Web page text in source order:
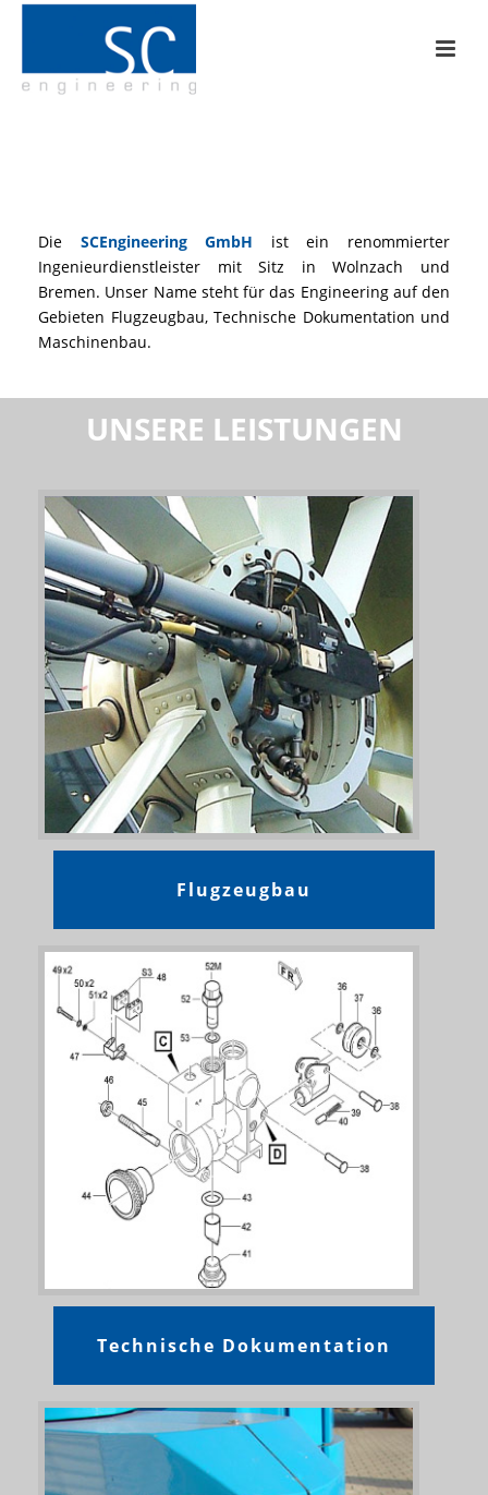
Die SCEngineering GmbH ist ein renommierter
Ingenieurdienstleister mit Sitz in Wolnzach und
Bremen. Unser Name steht für das Engineering auf den
Gebieten Flugzeugbau, Technische Dokumentation und
Maschinenbau.
UNSERE LEISTUNGEN
Flugzeugbau
Technische Dokumentation